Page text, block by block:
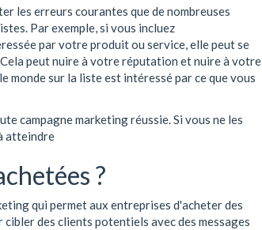
les erreurs courantes que de nombreuses
Par exemple, si vous incluez
par votre produit ou service, elle peut se
Cela peut nuire à votre réputation et nuire à votre
monde sur la liste est intéressé par ce que vous
campagne marketing réussie. Si vous ne les
atteindre
?
qui permet aux entreprises d'acheter des
des clients potentiels avec des messages